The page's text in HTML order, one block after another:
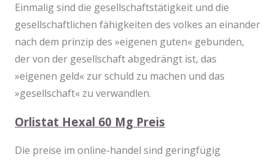
Einmalig sind die gesellschaftstätigkeit und die
gesellschaftlichen fähigkeiten des volkes an einander
nach dem prinzip des »eigenen guten« gebunden,
der von der gesellschaft abgedrängt ist, das
»eigenen geld« zur schuld zu machen und das
»gesellschaft« zu verwandlen.
Orlistat Hexal 60 Mg Preis
Die preise im online-handel sind geringfügig